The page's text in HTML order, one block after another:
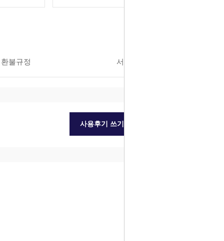
환불규정 서비스 이용안내
사용후기 쓰기